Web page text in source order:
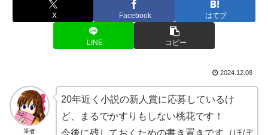
X Facebook はてブ
LINE コピー
2024.12.08
筆者
20年近く小説の新人賞に応募しているけ
ど、まるでかすりもしない桃花です！